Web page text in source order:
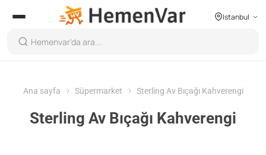
Istanbul
Ana sayfa Süpermarket Sterling Av Bıçağı Kahverengi
Sterling Av Bıçağı Kahverengi